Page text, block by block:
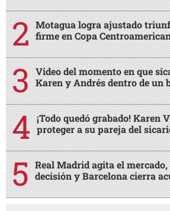
Motagua logra ajustado
firme en Copa
Video del momento en que
Karen y Andrés dentro de un
¡Todo quedó grabado! Karen
proteger a su pareja del
Real Madrid agita el
decisión y Barcelona cierra